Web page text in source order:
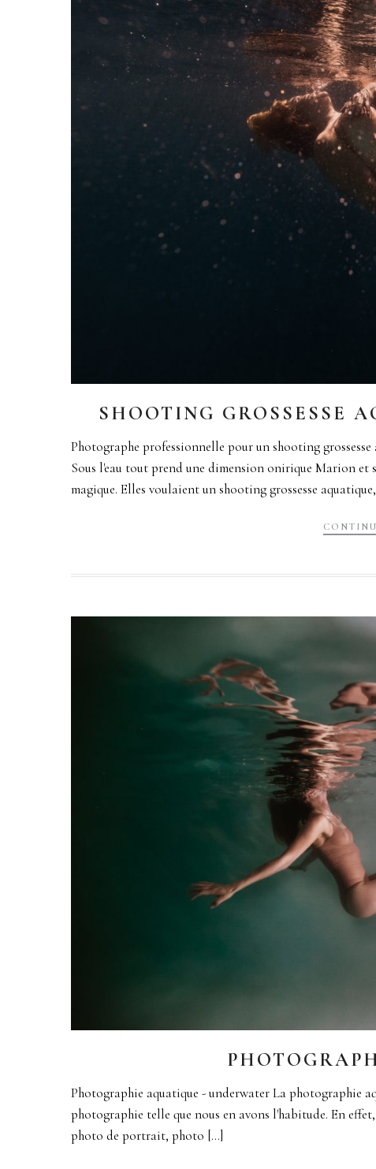
SHOOTING GROSSESSE
Photographe professionnelle pour un shooting
Sous l'eau tout prend une dimension onirique Marion et
magique. Elles voulaient un shooting grossesse
Photographie aquatique - underwater La photographie
photographie telle que nous en avons l'habitude. En
photo de portrait, photo [...]